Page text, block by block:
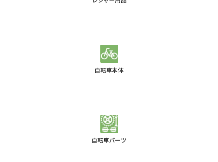
自転車本体
自転車パーツ